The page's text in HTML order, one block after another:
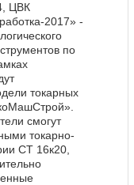
ЦВК
2017» -
по
токарных
смогут
токарно-
СТ 16к20,